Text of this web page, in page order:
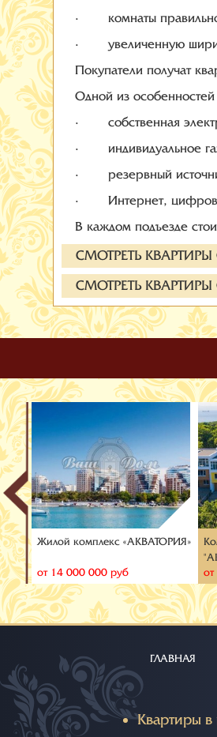
· комнаты
· увеличенную
Покупатели получат
Одной из
· собственная
· индивидуальное
· резервный
· Интернет,
В каждом подъезде
СМОТРЕТЬ
СМОТРЕТЬ
Жилой комплекс «АКВАТОРИЯ»
от 14 000 000 руб
ГЛАВНАЯ
Квартиры в